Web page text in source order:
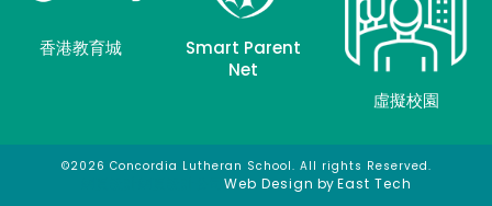
香港教育城
Smart Parent
Net
虛擬校園
©2026 Concordia Lutheran School. All rights Reserved.
Web Design byEast Tech